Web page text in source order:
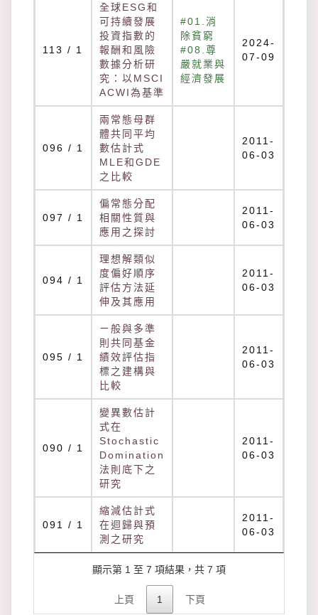
113 / 1
全球ESG和
可持續發展
投資指數的
報酬和風險
數據分析研
究：以MSCI
ACWI為基準
#01.消
除貧窮
#08.尊
嚴就業與
經濟發展
2024-
07-09
096 / 1
兩常態母群
體共同平均
數估計式
MLE和GDE
之比較
2011-
06-03
097 / 1
偏常態分配
相關性質與
應用之探討
2011-
06-03
094 / 1
理想解類似
度偏好順序
評估方法延
伸及其應用
2011-
06-03
095 / 1
ㄧ般與多準
則共同基金
績效評估指
標之建構與
比較
2011-
06-03
090 / 1
變異數估計
式在
Stochastic
Domination
法則底下之
研究
2011-
06-03
091 / 1
縮減估計式
在迴歸與預
測之研究
2011-
06-03
顯示第 1 至 7 項結果，共 7 項
上頁 1 下頁